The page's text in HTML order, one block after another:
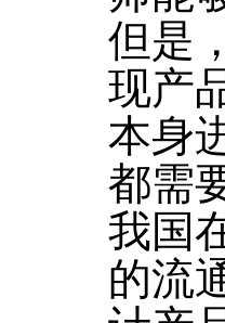
但是
现产
本身
都需
我国
的流